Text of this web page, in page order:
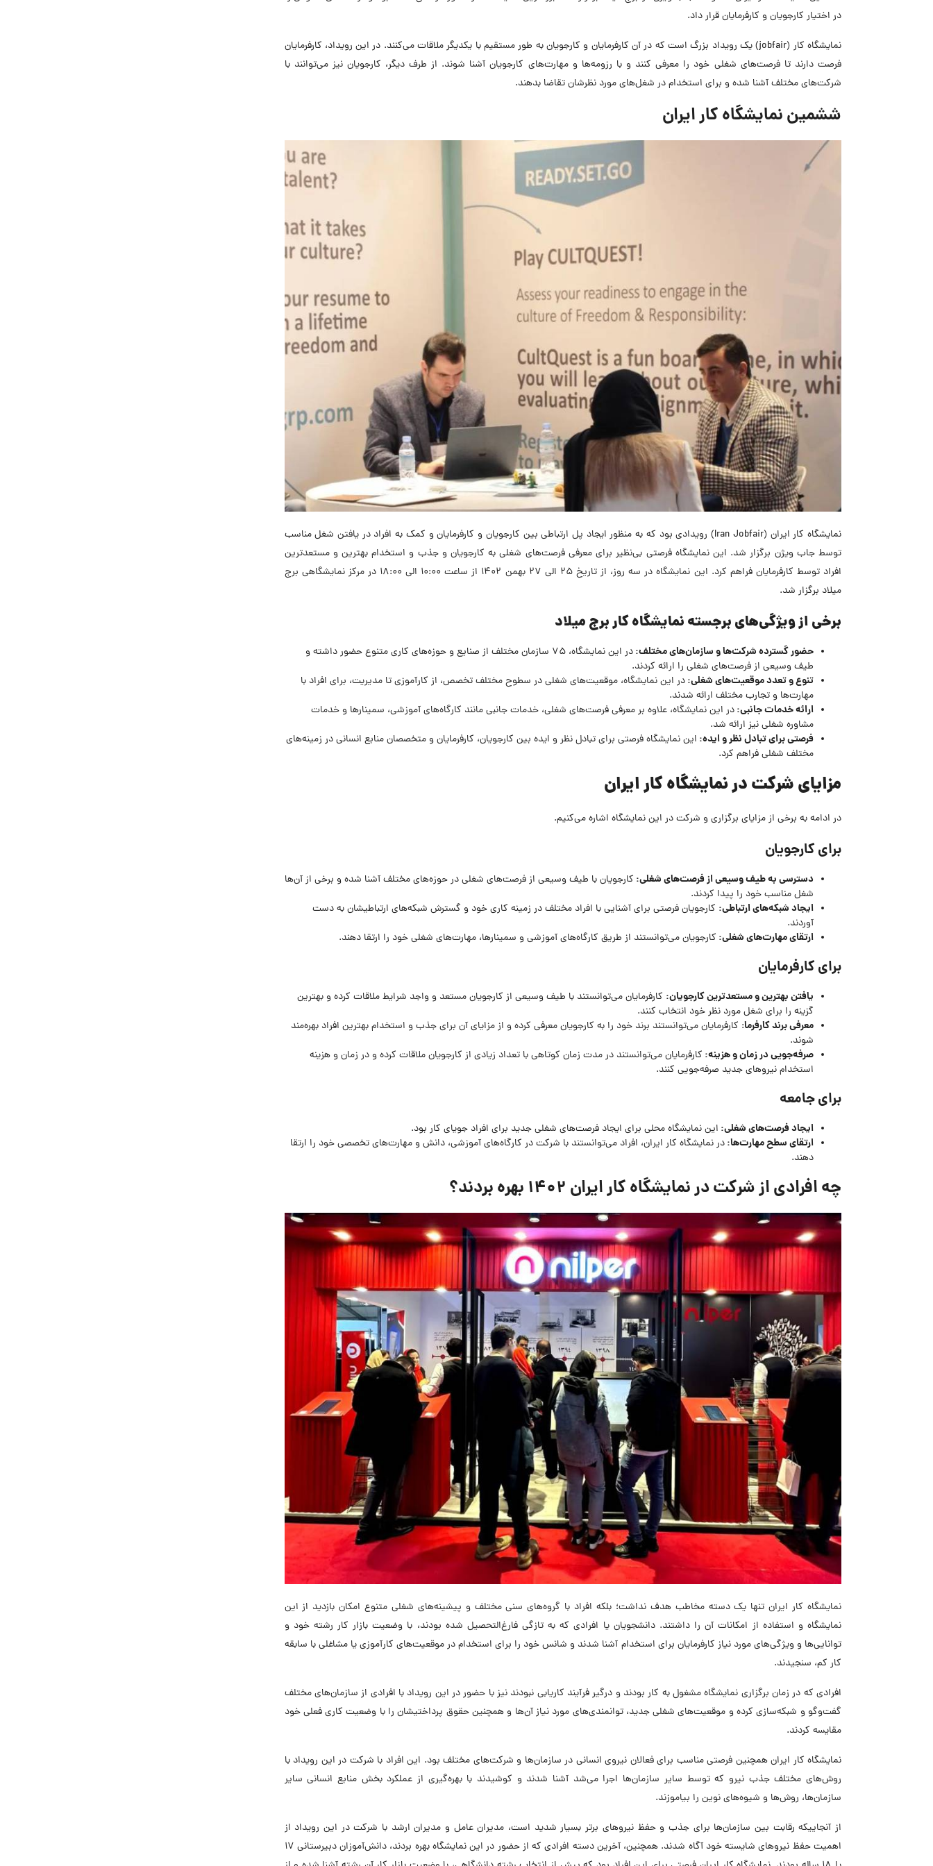
در اختیار کارجویان و کارفرمایان قرار داد.
نمایشگاه کار (jobfair) یک رویداد بزرگ است که در آن کارفرمایان و کارجویان به طور مستقیم با یکدیگر ملاقات می‌کنند. در این رویداد، کارفرمایان
فرصت دارند تا فرصت‌های شغلی خود را معرفی کنند و با رزومه‌ها و مهارت‌های کارجویان آشنا شوند. از طرف دیگر، کارجویان نیز می‌توانند با
شرکت‌های مختلف آشنا شده و برای استخدام در شغل‌های مورد نظرشان تقاضا بدهند.
ششمین نمایشگاه کار ایران
نمایشگاه کار ایران (Iran Jobfair) رویدادی بود که به منظور ایجاد پل ارتباطی بین کارجویان و کارفرمایان و کمک به افراد در یافتن شغل مناسب
توسط جاب ویژن برگزار شد. این نمایشگاه فرصتی بی‌نظیر برای معرفی فرصت‌های شغلی به کارجویان و جذب و استخدام بهترین و مستعدترین
افراد توسط کارفرمایان فراهم کرد. این نمایشگاه در سه روز،‌ از تاریخ 25 الی 27 بهمن 1402 از ساعت 10:00 الی 18:00 در مرکز نمایشگاهی برج
میلاد برگزار شد.
برخی از ویژگی‌های برجسته نمایشگاه کار برج میلاد
حضور گسترده شرکت‌ها و سازمان‌های مختلف:
در این نمایشگاه، 75 سازمان مختلف از صنایع و حوزه‌های کاری متنوع حضور داشته و
طیف وسیعی از فرصت‌های شغلی را ارائه کردند.
تنوع و تعدد موقعیت‌های شغلی:در این نمایشگاه، موقعیت‌های شغلی در سطوح مختلف تخصص، از کارآموزی تا مدیریت، برای افراد با
مهارت‌ها و تجارب مختلف ارائه شدند.
ارائه خدمات جانبی:در این نمایشگاه، علاوه بر معرفی فرصت‌های شغلی، خدمات جانبی مانند کارگاه‌های آموزشی، سمینارها و خدمات
مشاوره شغلی نیز ارائه شد.
فرصتی برای تبادل نظر و ایده: این نمایشگاه فرصتی برای تبادل نظر و ایده بین کارجویان، کارفرمایان و متخصصان منابع انسانی در زمینه‌های
مختلف شغلی فراهم کرد.
مزایای شرکت در نمایشگاه کار ایران
در ادامه به برخی از مزایای برگزاری و شرکت در این نمایشگاه اشاره می‌کنیم.
برای کارجویان
دسترسی به طیف وسیعی از فرصت‌های شغلی: کارجویان با طیف وسیعی از فرصت‌های شغلی در حوزه‌های مختلف آشنا شده و برخی از آن‌ها
شغل مناسب خود را پیدا کردند.
ایجاد شبکه‌های ارتباطی: کارجویان فرصتی برای آشنایی با افراد مختلف در زمینه کاری خود و گسترش شبکه‌های ارتباطیشان به دست
آوردند.
ارتقای مهارت‌های شغلی: کارجویان می‌توانستند از طریق کارگاه‌های آموزشی و سمینارها، مهارت‌های شغلی خود را ارتقا دهند.
برای کارفرمایان
یافتن بهترین و مستعدترین کارجویان: کارفرمایان می‌توانستند با طیف وسیعی از کارجویان مستعد و واجد شرایط ملاقات کرده و بهترین
گزینه را برای شغل مورد نظر خود انتخاب کنند.
معرفی برند کارفرما: کارفرمایان می‌توانستند برند خود را به کارجویان معرفی کرده و از مزایای آن برای جذب و استخدام بهترین افراد بهره‌مند
شوند.
صرفه‌جویی در زمان و هزینه: کارفرمایان می‌توانستند در مدت زمان کوتاهی با تعداد زیادی از کارجویان ملاقات کرده و در زمان و هزینه
استخدام نیروهای جدید صرفه‌جویی کنند.
برای جامعه
ایجاد فرصت‌های شغلی: این نمایشگاه محلی برای ایجاد فرصت‌های شغلی جدید برای افراد جویای کار بود.
ارتقای سطح مهارت‌ها:در نمایشگاه کار ایران، افراد می‌توانستند با شرکت در کارگاه‌های آموزشی، دانش و مهارت‌های تخصصی خود را ارتقا
دهند.
چه افرادی از شرکت در نمایشگاه کار ایران 1402 بهره بردند؟
نمایشگاه کار ایران تنها یک دسته مخاطب هدف نداشت؛ بلکه افراد با گروه‌های سنی مختلف و پیشینه‌های شغلی متنوع امکان بازدید از این
نمایشگاه و استفاده از امکانات آن را داشتند. دانشجویان یا افرادی که به تازگی فارغ‌التحصیل شده بودند، با وضعیت بازار کار رشته خود و
توانایی‌ها و ویژگی‌های مورد نیاز کارفرمایان برای استخدام آشنا شدند و شانس خود را برای استخدام در موقعیت‌های کارآموزی یا مشاغلی با سابقه
کار کم، سنجیدند.
افرادی که در زمان برگزاری نمایشگاه مشغول به کار بودند و درگیر فرآيند کاریابی نبودند نیز با حضور در این رویداد با افرادی از سازمان‌های مختلف
گفت‌وگو و شبکه‌سازی کرده و موقعیت‌های شغلی جدید، توانمندی‌های مورد نیاز آن‌ها و همچنین حقوق پرداختیشان را با وضعیت کاری فعلی خود
مقایسه کردند.
نمایشگاه کار ایران همچنین فرصتی مناسب برای فعالان نیروی انسانی در سازمان‌ها و شرکت‌های مختلف بود. این افراد با شرکت در این رویداد با
روش‌های مختلف جذب نیرو که توسط سایر سازمان‌ها اجرا می‌شد آشنا شدند و کوشیدند با بهره‌گیری از عملکرد بخش منابع انسانی سایر
سازمان‌ها، روش‌ها و شیوه‌های نوین را بیاموزند.
از آنجاییکه رقابت بین سازمان‌ها برای جذب و حفظ نیروهای برتر بسیار شدید است، مدیران عامل و مدیران ارشد با شرکت در این رویداد از
اهمیت حفظ نیروهای شایسته خود آگاه شدند. همچنین، آخرین دسته افرادی که از حضور در این نمایشگاه بهره بردند، دانش‌آموزان دبیرستانی 17